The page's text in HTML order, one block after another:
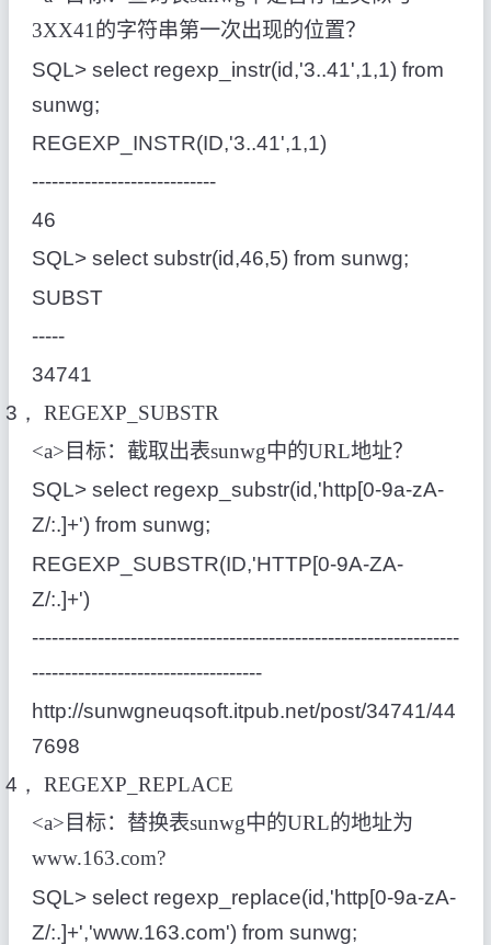
3XX41的字符串第一次出现的位置？
SQL> select regexp_instr(id,'3..41',1,1) from
sunwg;
REGEXP_INSTR(ID,'3..41',1,1)
----------------------------
46
SQL> select substr(id,46,5) from sunwg;
SUBST
-----
34741
3， REGEXP_SUBSTR
<a> 目标：截取出表sunwg中的URL地址？
SQL> select regexp_substr(id,'http[0-9a-zA-
Z/:.]+') from sunwg;
REGEXP_SUBSTR(ID,'HTTP[0-9A-ZA-
Z/:.]+')
-----------------------------------------------------------------
-----------------------------------
http://sunwgneuqsoft.itpub.net/post/34741/44
7698
4， REGEXP_REPLACE
<a> 目标：替换表sunwg中的URL的地址为
www.163.com?
SQL> select regexp_replace(id,'http[0-9a-zA-
Z/:.]+','www.163.com') from sunwg;